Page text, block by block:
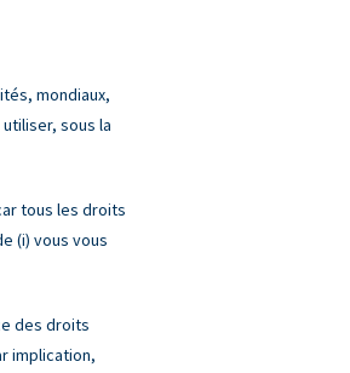
mondiaux,
sous la
tous les droits
(i) vous vous
des droits
implication,